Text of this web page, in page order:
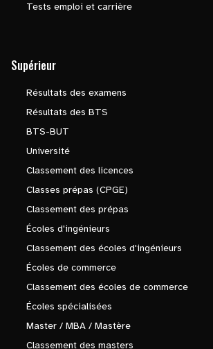
Tests emploi et carrière
Supérieur
Résultats des examens
Résultats des BTS
BTS-BUT
Université
Classement des licences
Classes prépas (CPGE)
Classement des prépas
Écoles d'ingénieurs
Classement des écoles d'ingénieurs
Écoles de commerce
Classement des écoles de commerce
Écoles spécialisées
Master / MBA / Mastère
Classement des masters